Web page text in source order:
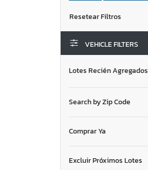
VEHICLE FILTERS
Lotes Recién Agregados
Search by Zip Code
Comprar Ya
Excluir Próximos Lotes